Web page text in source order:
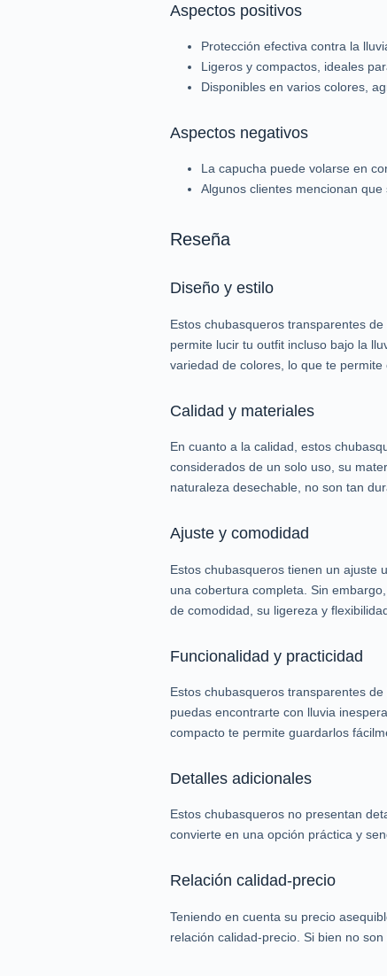
Aspectos positivos
Protección efectiva contra la
Ligeros y compactos, ideales
Disponibles en varios colores,
Aspectos negativos
La capucha puede volarse en
Algunos clientes mencionan
Reseña
Diseño y estilo
Estos chubasqueros transparentes
permite lucir tu outfit incluso bajo la
variedad de colores, lo que te
Calidad y materiales
En cuanto a la calidad, estos
considerados de un solo uso, su
naturaleza desechable, no son tan
Ajuste y comodidad
Estos chubasqueros tienen un ajuste
una cobertura completa. Sin
de comodidad, su ligereza y
Funcionalidad y practicidad
Estos chubasqueros transparentes
puedas encontrarte con lluvia
compacto te permite guardarlos
Detalles adicionales
Estos chubasqueros no presentan
convierte en una opción práctica y
Relación calidad-precio
Teniendo en cuenta su precio
relación calidad-precio. Si bien no